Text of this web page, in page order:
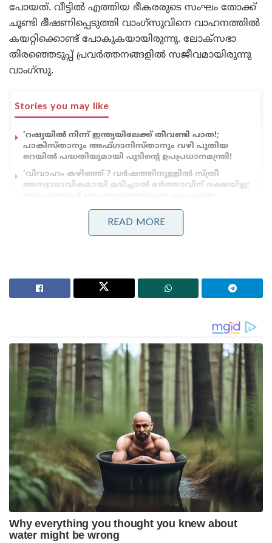
പോയത്. വീട്ടിൽ എത്തിയ ഭീകരരുടെ സംഘം തോക്ക്
ചൂണ്ടി ഭീഷണിപ്പെടുത്തി വാംഗ്‌സുവിനെ വാഹനത്തിൽ
കയറ്റിക്കൊണ്ട് പോകുകയായിരുന്നു. ലോക്‌സഭാ
തിരഞ്ഞെടുപ്പ് പ്രവർത്തനങ്ങളിൽ സജീവമായിരുന്നു
വാംഗ്‌സു.
Stories you may like
‘റഷ്യയിൽ നിന്ന് ഇന്ത്യയിലേക്ക് തീവണ്ടി പാത!;
പാകിസ്താനും അഫ്ഗാനിസ്താനും വഴി പുതിയ
റെയിൽ പദ്ധതിയുമായി പുടിന്റെ ഉപപ്രധാനമന്ത്രി!
‘വിവാഹം കഴിഞ്ഞ് 7 വർഷത്തിനുള്ളിൽ സ്ത്രീ
അസ്വാഭാവികമായി മരിച്ചാൽ ഭർത്താവിന് രക്ഷയില്ല;
രംഗത്ത് എത്തിയിരുന്നു. ഇതിന് പിന്നാലെയാണ്
ബിജെപി നേതാവിനെ തട്ടിക്കൊണ്ട് പോയത്.
നാളെയാണ് അരുണാചൽ പ്രദേശിൽ നിയമസഭാ
തിരഞ്ഞെടുപ്പ്. 60 അംഗ നിയമസഭയിൽ 10
സീറ്റുകളിൽ ബിജെപി സ്ഥാനാർത്ഥികൾ
എതിരില്ലാതെ തിരഞ്ഞെടുക്കപ്പെട്ടിട്ടുണ്ട്. ഇതിന്
പുറമേ രണ്ട് മണ്ഡലങ്ങളിലേക്കുള്ള
പൊതുതിരഞ്ഞെടുപ്പും നാളെ നടക്കും. ഈ
സാഹചര്യത്തിൽ ബിജെപിയെ ഭയപ്പെടുത്തുകയാണ്
തട്ടിക്കൊണ്ട് പോകലിന് പിന്നിൽ എന്നാണ്
സംശയിക്കുന്നത്.
അതേസമയം തിരഞ്ഞെടുപ്പ് അലങ്കോലപ്പെടുത്താൻ
ആരെയും സമ്മതിയ്ക്കില്ലെന്ന് സംഭവത്തിന് പിന്നാലെ
അരുണാചൽ പ്രദേശ് ചീഫ് ഇലക്ട്രൽ ഓഫീസർ പവൻ
READ MORE